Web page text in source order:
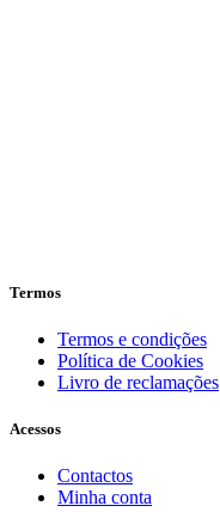
Termos
Termos e condições
Política de Cookies
Livro de reclamações
Acessos
Contactos
Minha conta